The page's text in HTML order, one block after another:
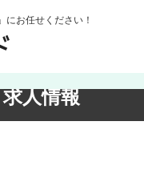
にお任せください！
求人情報